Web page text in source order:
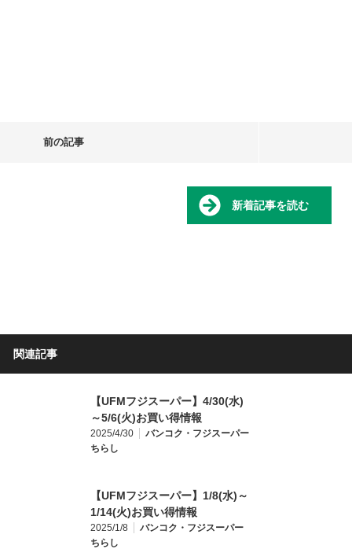
前の記事
新着記事を読む
関連記事
【UFMフジスーパー】4/30(水)
～5/6(火)お買い得情報
2025/4/30
バンコク・フジスーパー
ちらし
【UFMフジスーパー】1/8(水)～
1/14(火)お買い得情報
2025/1/8
バンコク・フジスーパー
ちらし